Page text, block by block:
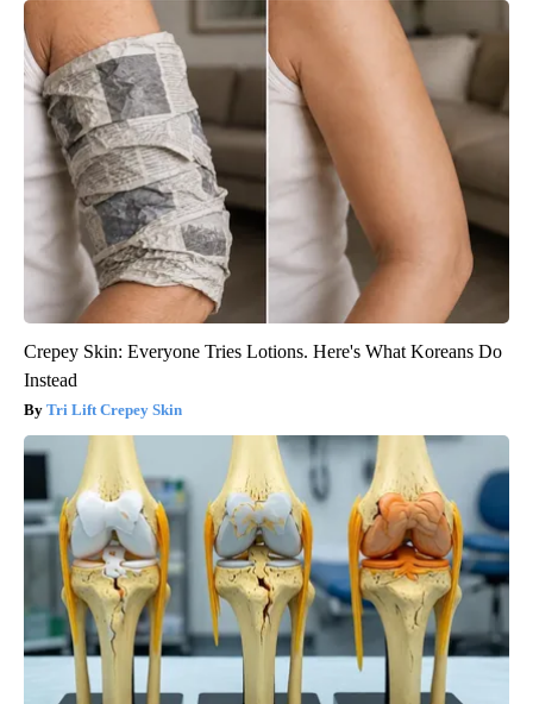
Crepey Skin: Everyone Tries Lotions. Here's What Koreans Do
Instead
Tri Lift Crepey Skin